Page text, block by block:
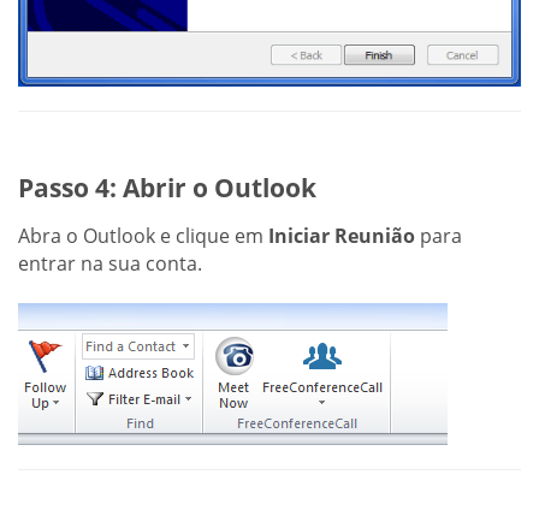
Passo 4: Abrir o Outlook
Abra o Outlook e clique em Iniciar Reunião para
entrar na sua conta.